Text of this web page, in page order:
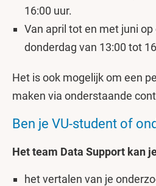
16:00 uur.
Van april tot en met juni op
donderdag van 13:00 tot
Het is ook mogelijk om een
maken via onderstaande
Ben je VU-student of
Het team Data Support kan
het vertalen van je